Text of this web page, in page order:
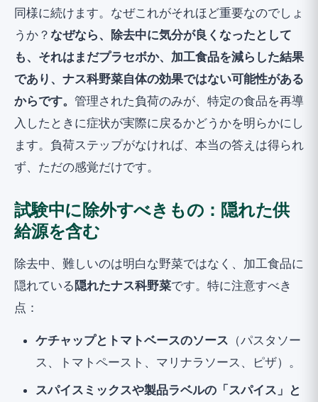
同様に続けます。なぜこれがそれほど重要なのでしょ
うか？なぜなら、除去中に気分が良くなったとして
も、それはまだプラセボか、加工食品を減らした結果
であり、ナス科野菜自体の効果ではない可能性がある
からです。 管理された負荷のみが、特定の食品を再導
入したときに症状が実際に戻るかどうかを明らかにし
ます。負荷ステップがなければ、本当の答えは得られ
ず、ただの感覚だけです。
試験中に除外すべきもの：隠れた供
給源を含む
除去中、難しいのは明白な野菜ではなく、加工食品に
隠れている隠れたナス科野菜です。特に注意すべき
点：
ケチャップとトマトベースのソース （パスタソー
ス、トマトペースト、マリナラソース、ピザ）。
スパイスミックスや製品ラベルの「スパイス」と